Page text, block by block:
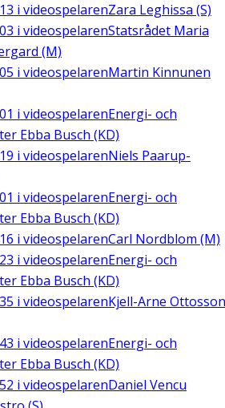
i videospelarenZara Leghissa (S)
i videospelarenStatsrådet Maria
(M)
i videospelarenMartin Kinnunen
i videospelarenEnergi- och
Ebba Busch (KD)
i videospelarenNiels Paarup-
i videospelarenEnergi- och
Ebba Busch (KD)
i videospelarenCarl Nordblom (M)
i videospelarenEnergi- och
Ebba Busch (KD)
i videospelarenKjell-Arne Ottosson
i videospelarenEnergi- och
Ebba Busch (KD)
i videospelarenDaniel Vencu